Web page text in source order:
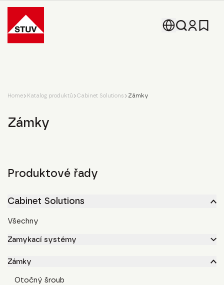
Go To the Homepage
Home Katalog produktů Cabinet Solutions Zámky
Zámky
Produktové řady
Cabinet Solutions
Všechny
Zamykací systémy
Zámky
Otočný šroub